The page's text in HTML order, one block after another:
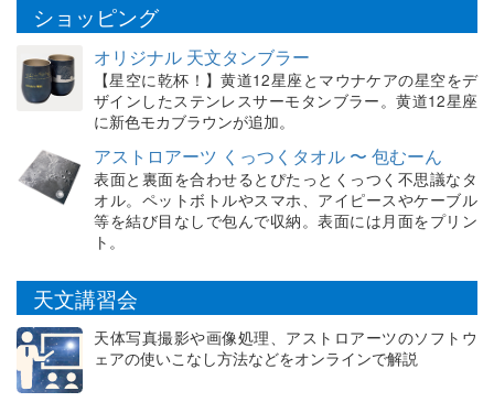
ショッピング
オリジナル 天文タンブラー
【星空に乾杯！】黄道12星座とマウナケアの星空をデ
ザインしたステンレスサーモタンブラー。黄道12星座
に新色モカブラウンが追加。
アストロアーツ くっつくタオル 〜 包むーん
表面と裏面を合わせるとぴたっとくっつく不思議なタ
オル。ペットボトルやスマホ、アイピースやケーブル
等を結び目なしで包んで収納。表面には月面をプリン
ト。
天文講習会
天体写真撮影や画像処理、アストロアーツのソフトウ
ェアの使いこなし方法などをオンラインで解説